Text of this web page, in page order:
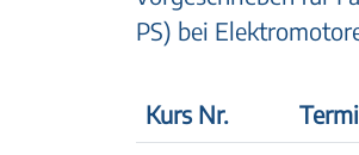
PS) bei
Kurs Nr.